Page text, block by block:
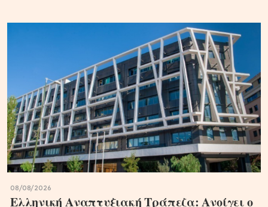
08/08/2026
Ελληνική Αναπτυξιακή Τράπεζα: Ανοίγει ο